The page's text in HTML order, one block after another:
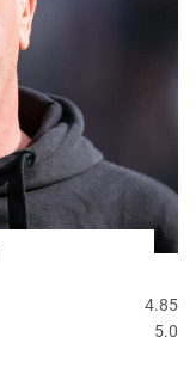
4.85
5.0